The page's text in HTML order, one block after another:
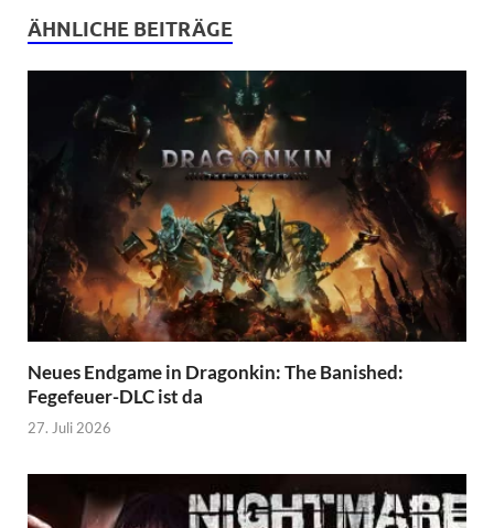
ÄHNLICHE BEITRÄGE
Neues Endgame in Dragonkin: The Banished:
Fegefeuer-DLC ist da
27. Juli 2026